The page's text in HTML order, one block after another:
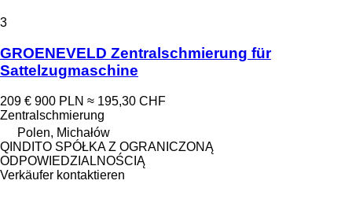
3
GROENEVELD Zentralschmierung für
Sattelzugmaschine
209 € 900 PLN ≈ 195,30 CHF
Zentralschmierung
Polen, Michałów
QINDITO SPÓŁKA Z OGRANICZONĄ
ODPOWIEDZIALNOŚCIĄ
Verkäufer kontaktieren